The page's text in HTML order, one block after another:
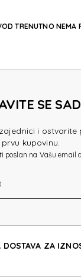
TRENUTNO NEMA
SE
i
prvu kupovinu.
poslan na Vašu email
DOSTAVA ZA